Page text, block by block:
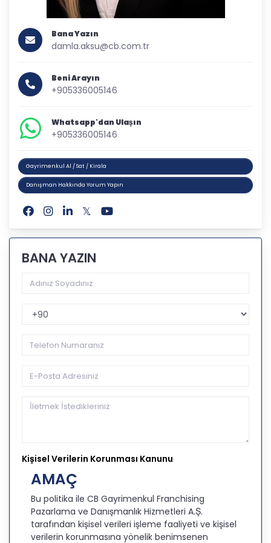
Bana Yazın
damla.aksu@cb.com.tr
Beni Arayın
+905336005146
Whatsapp'dan Ulaşın
+905336005146
Gayrimenkul Al / Sat / Kirala
Danışman Hakkında Yorum Yapın
BANA YAZIN
Telefon Kodu
Kişisel Verilerin Korunması Kanunu
AMAÇ
Bu politika ile CB Gayrimenkul Franchising
Pazarlama ve Danışmanlık Hizmetleri A.Ş.
tarafından kişisel verileri işleme faaliyeti ve kişisel
verilerin korunmasına yönelik benimsenen